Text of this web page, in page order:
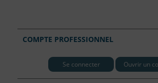
COMPTE PROFESSIONNEL
Se connecter Ouvrir un